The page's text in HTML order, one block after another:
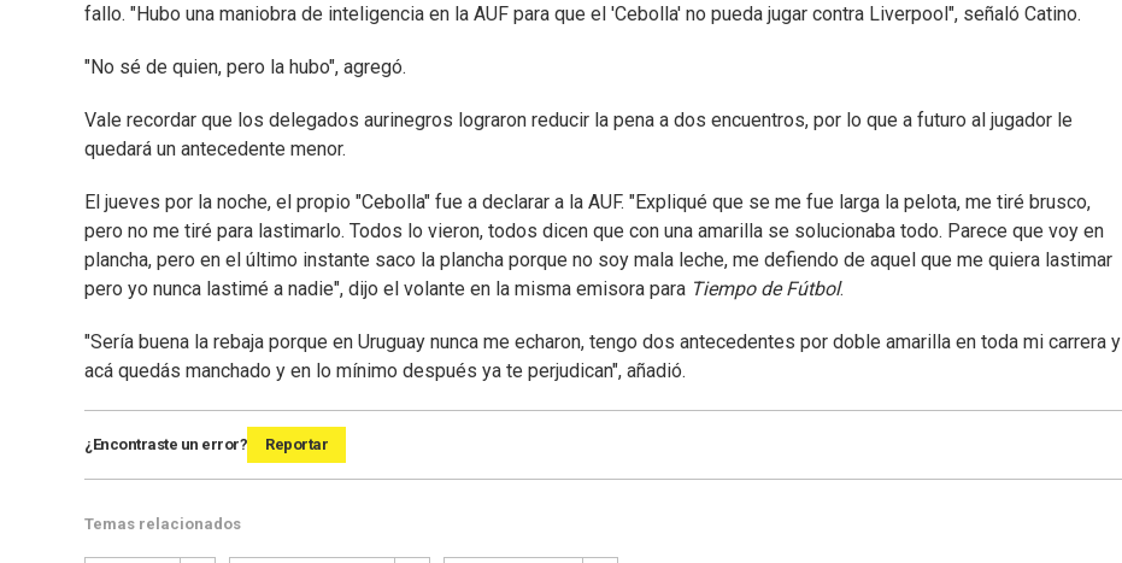
fallo. "Hubo una maniobra de inteligencia en la AUF para que el 'Cebolla' no pueda jugar contra Liverpool", señaló Catino.
"No sé de quien, pero la hubo", agregó.
Vale recordar que los delegados aurinegros lograron reducir la pena a dos encuentros, por lo que a futuro al jugador le
quedará un antecedente menor.
El jueves por la noche, el propio "Cebolla" fue a declarar a la AUF. "Expliqué que se me fue larga la pelota, me tiré brusco,
pero no me tiré para lastimarlo. Todos lo vieron, todos dicen que con una amarilla se solucionaba todo. Parece que voy en
plancha, pero en el último instante saco la plancha porque no soy mala leche, me defiendo de aquel que me quiera lastimar
pero yo nunca lastimé a nadie", dijo el volante en la misma emisora para Tiempo de Fútbol.
"Sería buena la rebaja porque en Uruguay nunca me echaron, tengo dos antecedentes por doble amarilla en toda mi carrera y
acá quedás manchado y en lo mínimo después ya te perjudican", añadió.
¿Encontraste un error? Reportar
Temas relacionados